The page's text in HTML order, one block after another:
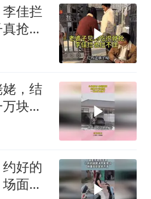
佳拦
抢
，结
块打
好的
面实